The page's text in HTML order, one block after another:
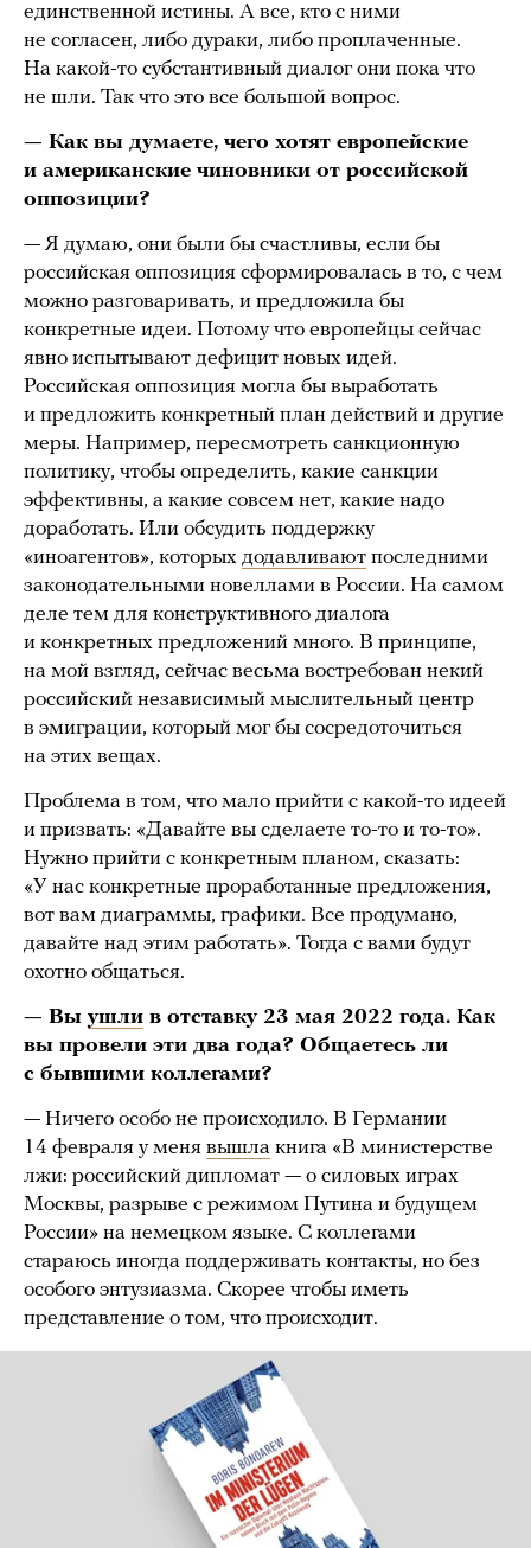
единственной истины. А все, кто с ними
не согласен, либо дураки, либо проплаченные.
На какой-то субстантивный диалог они пока что
не шли. Так что это все большой вопрос.
— Как вы думаете, чего хотят европейские
и американские чиновники от российской
оппозиции?
— Я думаю, они были бы счастливы, если бы
российская оппозиция сформировалась в то, с чем
можно разговаривать, и предложила бы
конкретные идеи. Потому что европейцы сейчас
явно испытывают дефицит новых идей.
Российская оппозиция могла бы выработать
и предложить конкретный план действий и другие
меры. Например, пересмотреть санкционную
политику, чтобы определить, какие санкции
эффективны, а какие совсем нет, какие надо
доработать. Или обсудить поддержку
«иноагентов», которых додавливают последними
законодательными новеллами в России. На самом
деле тем для конструктивного диалога
и конкретных предложений много. В принципе,
на мой взгляд, сейчас весьма востребован некий
российский независимый мыслительный центр
в эмиграции, который мог бы сосредоточиться
на этих вещах.
Проблема в том, что мало прийти с какой-то идеей
и призвать: «Давайте вы сделаете то-то и то-то».
Нужно прийти с конкретным планом, сказать:
«У нас конкретные проработанные предложения,
вот вам диаграммы, графики. Все продумано,
давайте над этим работать». Тогда с вами будут
охотно общаться.
— Вы ушли в отставку 23 мая 2022 года. Как
вы провели эти два года? Общаетесь ли
с бывшими коллегами?
— Ничего особо не происходило. В Германии
14 февраля у меня вышла книга «В министерстве
лжи: российский дипломат — о силовых играх
Москвы, разрыве с режимом Путина и будущем
России» на немецком языке. С коллегами
стараюсь иногда поддерживать контакты, но без
особого энтузиазма. Скорее чтобы иметь
представление о том, что происходит.